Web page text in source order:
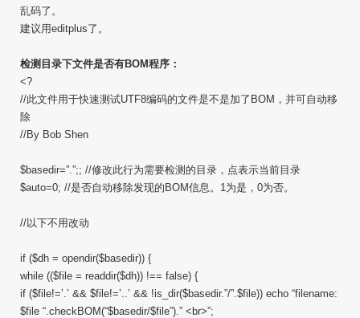
乱码了。
建议用editplus了。
检测目录下文件是否有BOM程序：
<?
//此文件用于快速测试UTF8编码的文件是不是加了BOM，并可自动移
除
//By Bob Shen
$basedir=”.”;; //修改此行为需要检测的目录，点表示当前目录
$auto=0; //是否自动移除发现的BOM信息。1为是，0为否。
//以下不用改动
if ($dh = opendir($basedir)) {
while (($file = readdir($dh)) !== false) {
if ($file!=’.’ && $file!=’..’ && !is_dir($basedir.”/”.$file)) echo “filename:
$file “.checkBOM(“$basedir/$file”).” <br>”;